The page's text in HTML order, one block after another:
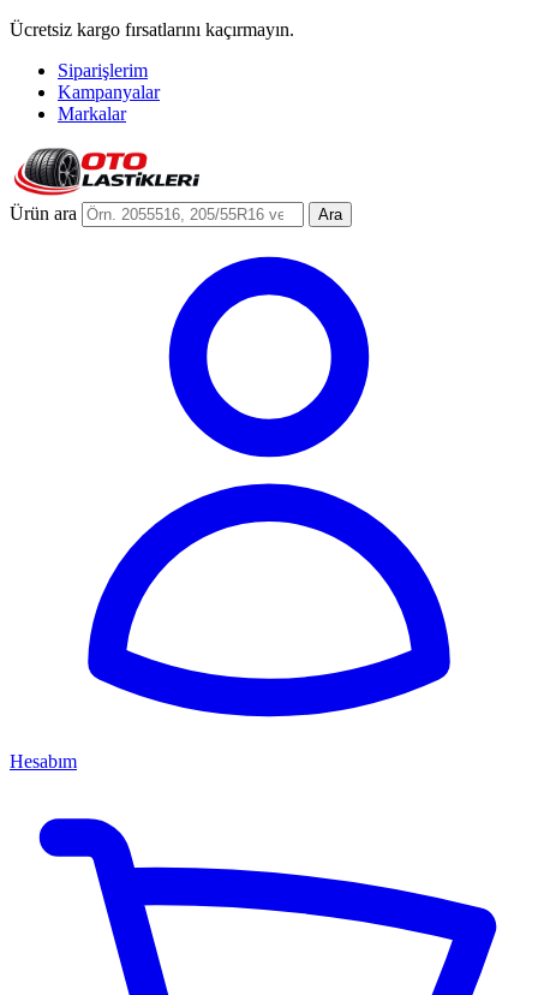
Ücretsiz kargo fırsatlarını kaçırmayın.
Siparişlerim
Kampanyalar
Markalar
Ürün ara Ara
Hesabım